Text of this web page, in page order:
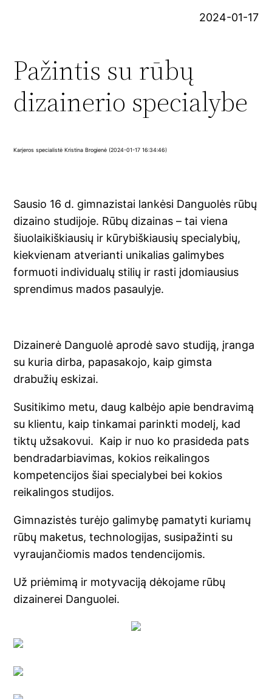
2024-01-17
Pažintis su rūbų
dizainerio specialybe
Karjeros specialistė Kristina Brogienė (2024-01-17 16:34:46)
Sausio 16 d. gimnazistai lankėsi Danguolės rūbų
dizaino studijoje. Rūbų dizainas – tai viena
šiuolaikiškiausių ir kūrybiškiausių specialybių,
kiekvienam atverianti unikalias galimybes
formuoti individualų stilių ir rasti įdomiausius
sprendimus mados pasaulyje.
Dizainerė Danguolė aprodė savo studiją, įranga
su kuria dirba, papasakojo, kaip gimsta
drabužių eskizai.
Susitikimo metu, daug kalbėjo apie bendravimą
su klientu, kaip tinkamai parinkti modelį, kad
tiktų užsakovui. Kaip ir nuo ko prasideda pats
bendradarbiavimas, kokios reikalingos
kompetencijos šiai specialybei bei kokios
reikalingos studijos.
Gimnazistės turėjo galimybę pamatyti kuriamų
rūbų maketus, technologijas, susipažinti su
vyraujančiomis mados tendencijomis.
Už priėmimą ir motyvaciją dėkojame rūbų
dizainerei Danguolei.